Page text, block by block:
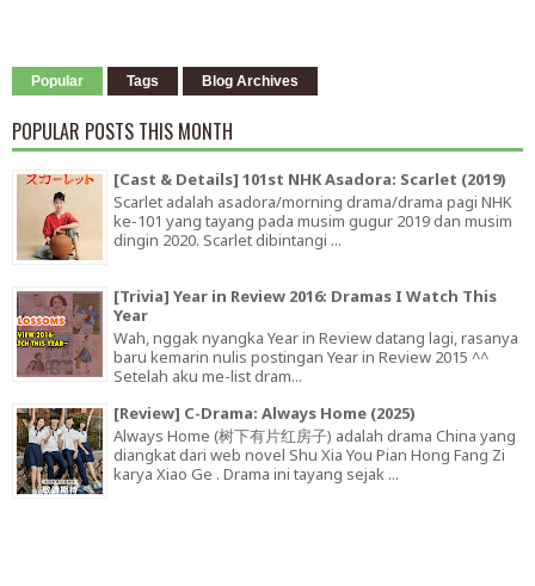
Popular Tags Blog Archives
POPULAR POSTS THIS MONTH
[Cast & Details] 101st NHK Asadora: Scarlet (2019)
Scarlet adalah asadora/morning drama/drama pagi NHK
ke-101 yang tayang pada musim gugur 2019 dan musim
dingin 2020. Scarlet dibintangi ...
[Trivia] Year in Review 2016: Dramas I Watch This
Year
Wah, nggak nyangka Year in Review datang lagi, rasanya
baru kemarin nulis postingan Year in Review 2015 ^^
Setelah aku me-list dram...
[Review] C-Drama: Always Home (2025)
Always Home (树下有片红房子) adalah drama China yang
diangkat dari web novel Shu Xia You Pian Hong Fang Zi
karya Xiao Ge . Drama ini tayang sejak ...